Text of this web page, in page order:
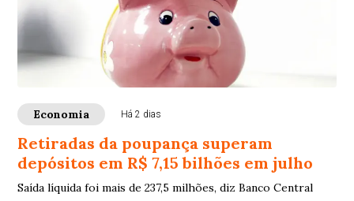
Economia Há 2 dias
Retiradas da poupança superam
depósitos em R$ 7,15 bilhões em julho
Saída líquida foi mais de 237,5 milhões, diz Banco Central